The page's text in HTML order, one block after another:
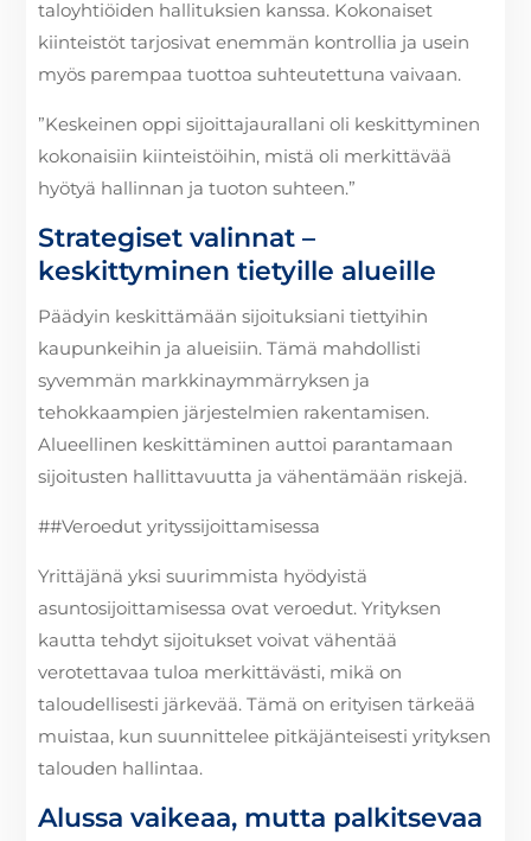
taloyhtiöiden hallituksien kanssa. Kokonaiset
kiinteistöt tarjosivat enemmän kontrollia ja usein
myös parempaa tuottoa suhteutettuna vaivaan.
”Keskeinen oppi sijoittajaurallani oli keskittyminen
kokonaisiin kiinteistöihin, mistä oli merkittävää
hyötyä hallinnan ja tuoton suhteen.”
Strategiset valinnat –
keskittyminen tietyille alueille
Päädyin keskittämään sijoituksiani tiettyihin
kaupunkeihin ja alueisiin. Tämä mahdollisti
syvemmän markkinaymmärryksen ja
tehokkaampien järjestelmien rakentamisen.
Alueellinen keskittäminen auttoi parantamaan
sijoitusten hallittavuutta ja vähentämään riskejä.
##Veroedut yrityssijoittamisessa
Yrittäjänä yksi suurimmista hyödyistä
asuntosijoittamisessa ovat veroedut. Yrityksen
kautta tehdyt sijoitukset voivat vähentää
verotettavaa tuloa merkittävästi, mikä on
taloudellisesti järkevää. Tämä on erityisen tärkeää
muistaa, kun suunnittelee pitkäjänteisesti yrityksen
talouden hallintaa.
Alussa vaikeaa, mutta palkitsevaa